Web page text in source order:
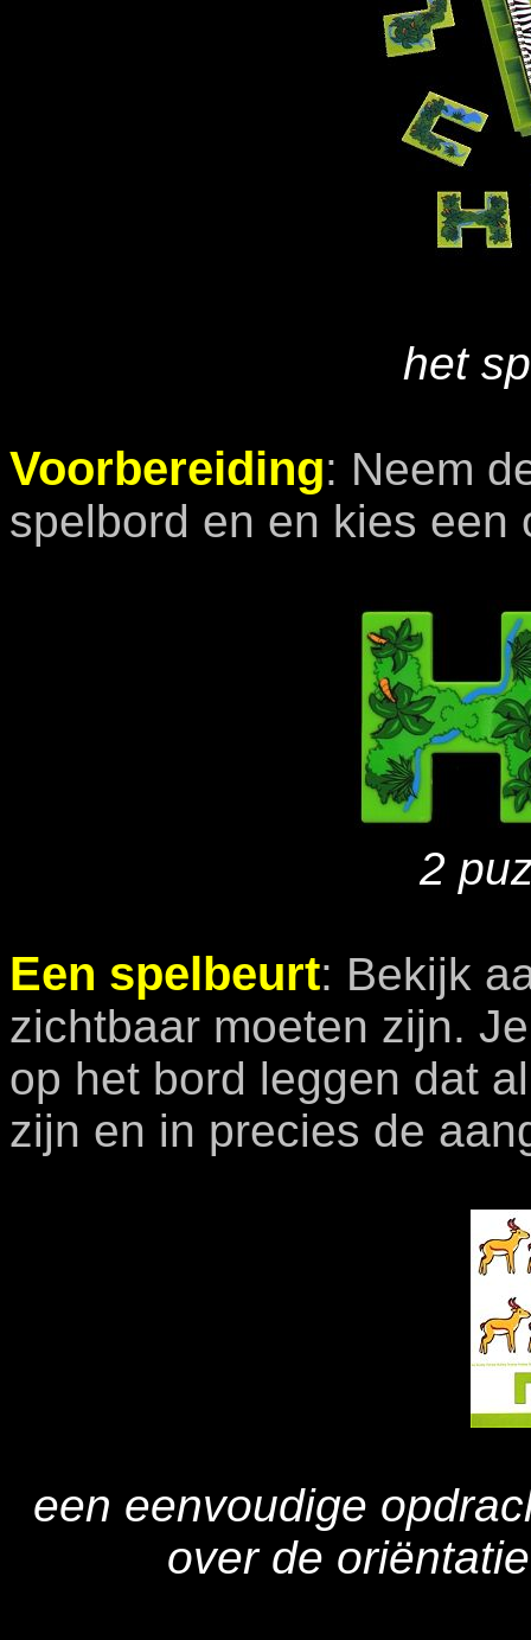
het
Voorbereiding: Neem
spelbord en en kies een
2
Een spelbeurt: Bekijk
zichtbaar moeten zijn.
op het bord leggen dat
zijn en in precies de
een eenvoudige
over de